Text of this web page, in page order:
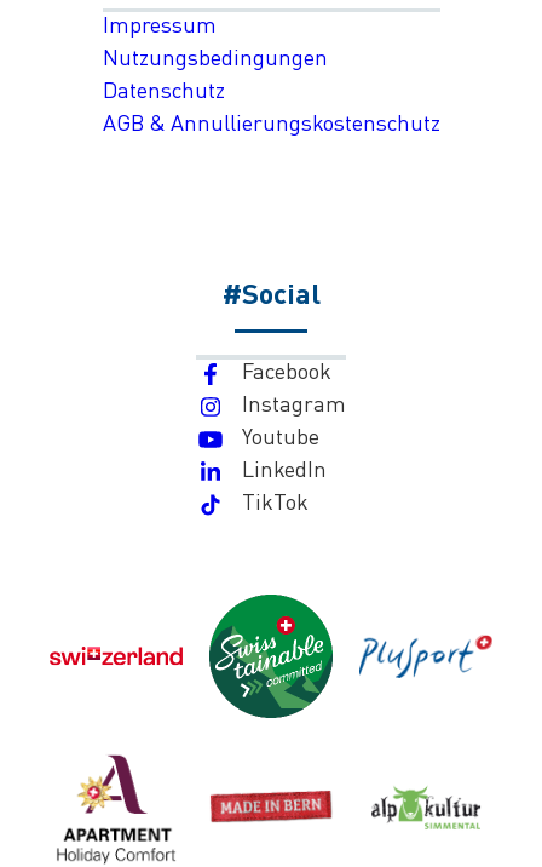
Impressum
Nutzungsbedingungen
Datenschutz
AGB & Annullierungskostenschutz
#Social
Facebook
Instagram
Youtube
LinkedIn
TikTok